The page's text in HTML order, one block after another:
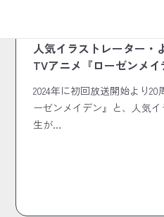
人気イラストレーター
TVアニメ『ローゼンメ
2024年に初回放送開始より
ーゼンメイデン』と、人気
生が…